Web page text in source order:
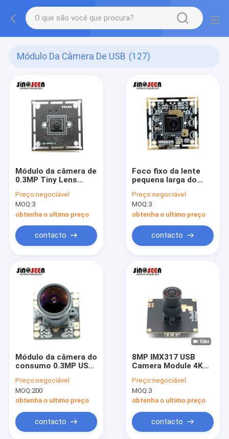
Módulo Da Câmera De USB (127)
Módulo da câmera de
0.3MP Tiny Lens
sensor do pi GC0328
CMOS da framboesa
Preço:negociável
MOQ:3
obtenha o ultimo preço
contacto
Foco fixo da lente
pequena larga do
do ângulo IMX179
8MP USB
Preço:negociável
MOQ:3
obtenha o ultimo preço
contacto
Módulo da câmera do
consumo 0.3MP USB
com o sensor de
GalaxyCore GC0308
Preço:negociável
MOQ:200
obtenha o ultimo preço
contacto
8MP IMX317 USB
Camera Module 4K
Preço:negociável
MOQ:3
obtenha o ultimo preço
contacto